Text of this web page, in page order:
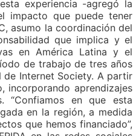
experiencia -agregó la
impacto que puede tener
asumo la coordinación del
que implica y el
en América Latina y el
de trabajo de tres años
de Internet Society. A partir
incorporando aprendizajes
“Confiamos en que esta
en la región, a medida
que hemos financiado”,